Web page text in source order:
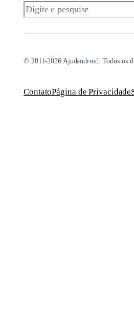
Pesquisar
© 2011-2026 Ajudandroid. Todos os
ContatoPágina de Privacidade